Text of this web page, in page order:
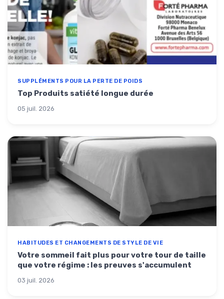
SUPPLÉMENTS POUR LA PERTE DE POIDS
Top Produits satiété longue durée
05 juil. 2026
HABITUDES ET CHANGEMENTS DE STYLE DE VIE
Votre sommeil fait plus pour votre tour de taille
que votre régime : les preuves s'accumulent
03 juil. 2026